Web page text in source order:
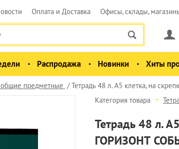
Оплата и Доставка Офисы, склады,
Распродажа Новинки Хиты
общие предметные Тетрадь 48 л. А5 клетка, на
Категория товара
Тетрадь 48 л.
ГОРИЗОНТ